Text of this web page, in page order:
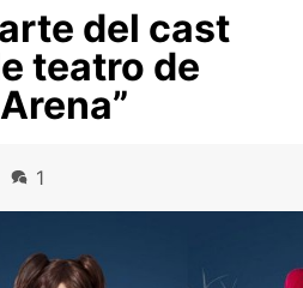
del cast
teatro de
1